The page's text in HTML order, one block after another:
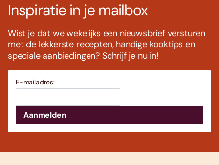
Inspiratie in je mailbox
Wist je dat we wekelijks een nieuwsbrief versturen
met de lekkerste recepten, handige kooktips en
speciale aanbiedingen? Schrijf je nu in!
E-mailadres: